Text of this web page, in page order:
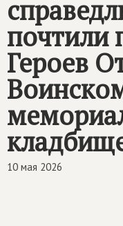
почтили
Героев
10 мая 2026